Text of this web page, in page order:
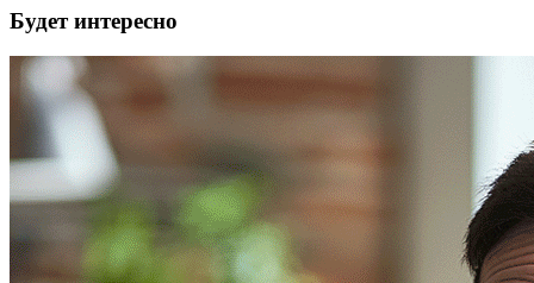
Будет интересно